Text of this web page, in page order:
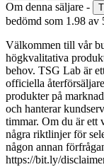
Om denna säljare -
bedömd som 1.98 av
Välkommen till vår
högkvalitativa
behov. TSG Lab är
officiella
produkter på
och hanterar
timmar. Om du är ett
några riktlinjer för
någon annan
https://bit.ly/